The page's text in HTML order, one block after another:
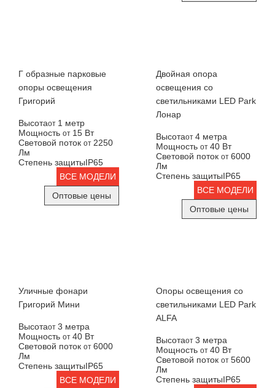
Г образные парковые
опоры освещения
Григорий
Высотаот 1 метр
Мощность от 15 Вт
Световой поток от 2250
Лм
Степень защитыIP65
ВСЕ МОДЕЛИ
Оптовые цены
Двойная опора
освещения со
светильниками LED Park
Лонар
Высотаот 4 метра
Мощность от 40 Вт
Световой поток от 6000
Лм
Степень защитыIP65
ВСЕ МОДЕЛИ
Оптовые цены
Уличные фонари
Григорий Мини
Высотаот 3 метра
Мощность от 40 Вт
Световой поток от 6000
Лм
Степень защитыIP65
ВСЕ МОДЕЛИ
Опоры освещения со
светильниками LED Park
ALFA
Высотаот 3 метра
Мощность от 40 Вт
Световой поток от 5600
Лм
Степень защитыIP65